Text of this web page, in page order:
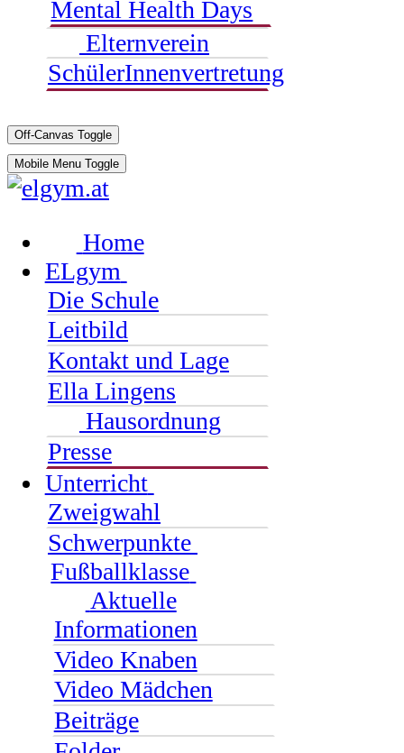
Mental Health Days
Elternverein
SchülerInnenvertretung
Off-Canvas Toggle
Mobile Menu Toggle
Home
ELgym
Die Schule
Leitbild
Kontakt und Lage
Ella Lingens
Hausordnung
Presse
Unterricht
Zweigwahl
Schwerpunkte
Fußballklasse
Aktuelle
Informationen
Video Knaben
Video Mädchen
Beiträge